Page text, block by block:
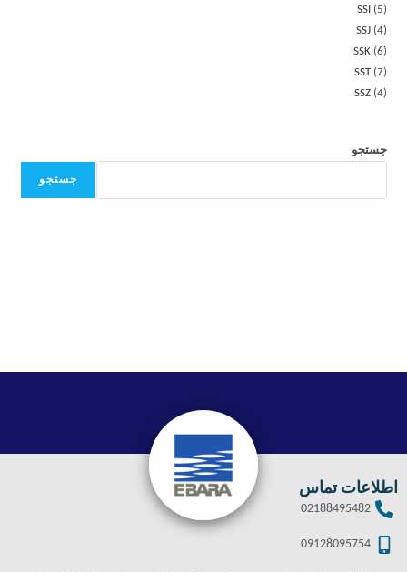
SSI
5
SSJ 4
SSK 6
SST 7
SSZ 4
جستجو
جستجو
اطلاعات تماس
02188495482
09128095754